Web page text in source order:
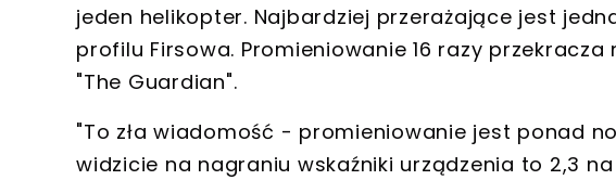
jeden helikopter. Najbardziej przerażające jest
profilu Firsowa. Promieniowanie 16 razy
"The Guardian".
"To zła wiadomość - promieniowanie jest ponad
widzicie na nagraniu wskaźniki urządzenia to 2,3